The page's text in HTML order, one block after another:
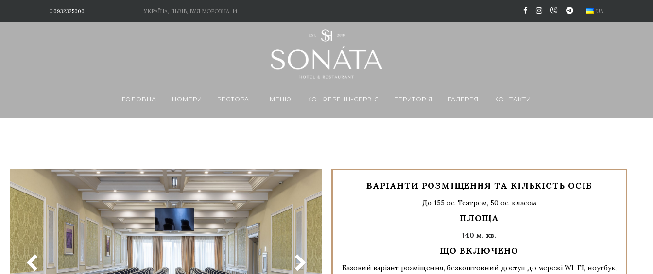
0932325000 УКРАЇНА, ЛЬВІВ, ВУЛ.МОРОЗНА, 14 UA
ГОЛОВНА НОМЕРИ РЕСТОРАН МЕНЮ КОНФЕРЕНЦ-CЕРВІС ТЕРИТОРІЯ ГАЛЕРЕЯ КОНТАКТИ
ВАРІАНТИ РОЗМІЩЕННЯ ТА КІЛЬКІСТЬ ОСІБ
До 155 ос. Театром, 50 ос. класом
ПЛОЩА
140 м. кв.
ЩО ВКЛЮЧЕНО
Базовий варіант розміщення, безкоштовний доступ до мережі WI-FI, ноутбук,